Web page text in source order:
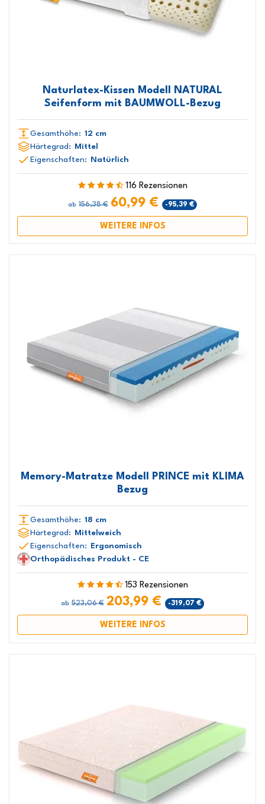
Naturlatex-Kissen Modell NATURAL
Seifenform mit BAUMWOLL-Bezug
Gesamthöhe: 12 cm
Härtegrad:
Mittel
Eigenschaften:
Natürlich
116 Rezensionen
ab 156,38 € 60,99 € -95,39 €
WEITERE INFOS
Memory-Matratze Modell PRINCE mit KLIMA
Bezug
Gesamthöhe: 18 cm
Härtegrad: Mittelweich
Eigenschaften: Ergonomisch
Orthopädisches Produkt - CE
153 Rezensionen
ab 523,06 € 203,99 € -319,07 €
WEITERE INFOS